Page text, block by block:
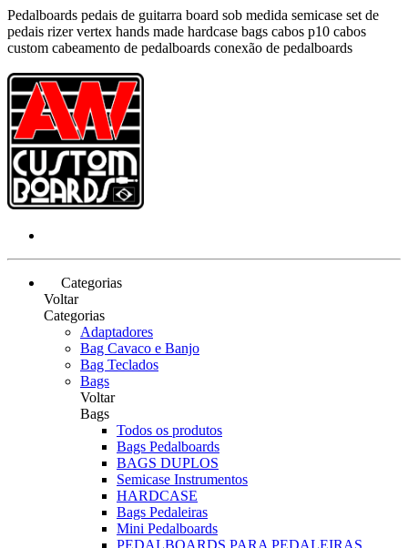
Pedalboards pedais de guitarra board sob medida semicase set de
pedais rizer vertex hands made hardcase bags cabos p10 cabos
custom cabeamento de pedalboards conexão de pedalboards
Categorias
Voltar
Categorias
Adaptadores
Bag Cavaco e Banjo
Bag Teclados
Bags
Voltar
Bags
Todos os produtos
Bags Pedalboards
BAGS DUPLOS
Semicase Instrumentos
HARDCASE
Bags Pedaleiras
Mini Pedalboards
PEDALBOARDS PARA PEDALEIRAS